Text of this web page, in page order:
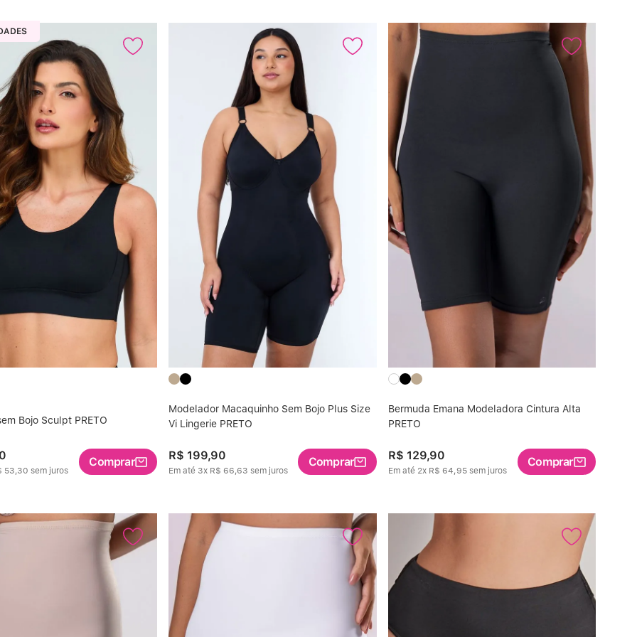
Bojo Sculpt PRETO
53,30 sem juros
Comprar
Modelador Macaquinho Sem Bojo Plus Size
Vi Lingerie PRETO
R$ 199,90
Em até 3x R$ 66,63 sem juros
Comprar
Bermuda Emana Modeladora Cintura Alta
PRETO
R$ 129,90
Em até 2x R$ 64,95sem juros
Comprar